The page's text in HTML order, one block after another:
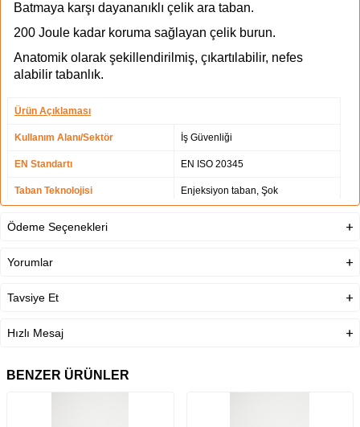
Batmaya karşı dayananıklı çelik ara taban.
200 Joule kadar koruma sağlayan çelik burun.
Anatomik olarak şekillendirilmiş, çıkartılabilir, nefes
alabilir tabanlık.
Ürün Açıklaması
Kullanım Alanı/Sektör İş Güvenliği
EN Standartı EN ISO 20345
Taban Teknolojisi
Enjeksiyon taban, Şok
absorbisiyon, Poliüretan dış taban
Standartlar
Burun Koruma
Ödeme Seçenekleri
Yorumlar
Tavsiye Et
Hızlı Mesaj
BENZER ÜRÜNLER